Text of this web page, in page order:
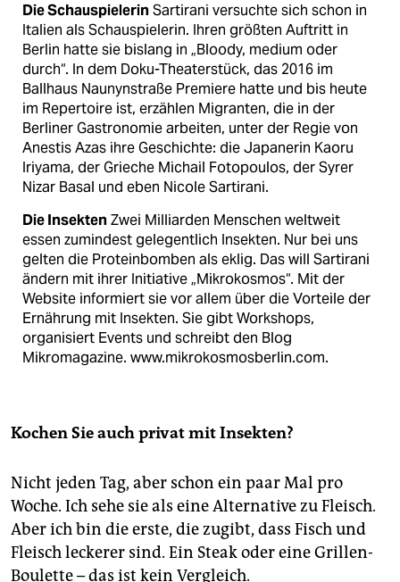
Die SchauspielerinSartirani versuchte sich schon in
Italien als Schauspielerin. Ihren größten Auftritt in
Berlin hatte sie bislang in „Bloody, medium oder
durch“. In dem Doku-Theaterstück, das 2016 im
Ballhaus Naunynstraße Premiere hatte und bis heute
im Repertoire ist, erzählen Migranten, die in der
Berliner Gastronomie arbeiten, unter der Regie von
Anestis Azas ihre Geschichte: die Japanerin Kaoru
Iriyama, der Grieche Michail Fotopoulos, der Syrer
Nizar Basal und eben Nicole Sartirani.
Die InsektenZwei Milliarden Menschen weltweit
essen zumindest gelegentlich Insekten. Nur bei uns
gelten die Proteinbomben als eklig. Das will Sartirani
ändern mit ihrer Initiative „Mikrokosmos“. Mit der
Website informiert sie vor allem über die Vorteile der
Ernährung mit Insekten. Sie gibt Workshops,
organisiert Events und schreibt den Blog
Mikromagazine. www.mikrokosmosberlin.com.
Kochen Sie auch privat mit Insekten?
Nicht jeden Tag, aber schon ein paar Mal pro
Woche. Ich sehe sie als eine Alternative zu Fleisch.
Aber ich bin die erste, die zugibt, dass Fisch und
Fleisch leckerer sind. Ein Steak oder eine Grillen-
Boulette – das ist kein Vergleich.